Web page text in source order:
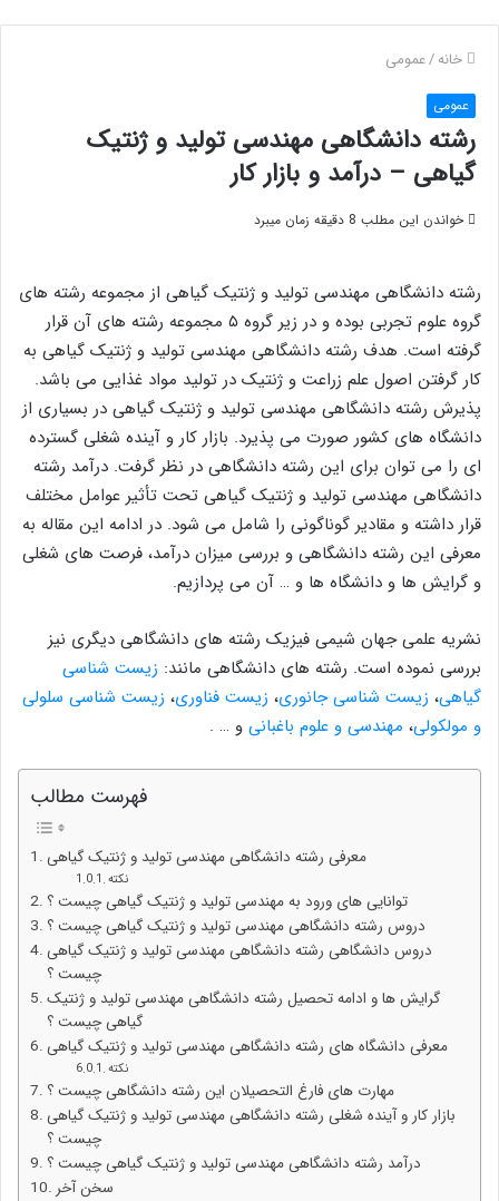
خانه/عمومی
عمومی
رشته دانشگاهی مهندسی تولید و ژنتیک
گیاهی – درآمد و بازار کار
خواندن این مطلب 8 دقیقه زمان میبرد
رشته دانشگاهی مهندسی تولید و ژنتیک گیاهی از مجموعه رشته های
گروه علوم تجربی بوده و در زیر گروه ۵ مجموعه رشته های آن قرار
گرفته است. هدف رشته دانشگاهی مهندسی تولید و ژنتیک گیاهی به
کار گرفتن اصول علم زراعت و ژنتیک در تولید مواد غذایی می باشد.
پذیرش رشته دانشگاهی مهندسی تولید و ژنتیک گیاهی در بسیاری از
دانشگاه های کشور صورت می پذیرد. بازار کار و آینده شغلی گسترده
ای را می توان برای این رشته دانشگاهی در نظر گرفت. درآمد رشته
دانشگاهی مهندسی تولید و ژنتیک گیاهی تحت تأثیر عوامل مختلف
قرار داشته و مقادیر گوناگونی را شامل می شود. در ادامه این مقاله به
معرفی این رشته دانشگاهی و بررسی میزان درآمد، فرصت های شغلی
و گرایش ها و دانشگاه ها و … آن می پردازیم.
نشریه علمی جهان شیمی فیزیک رشته های دانشگاهی دیگری نیز
بررسی نموده است. رشته های دانشگاهی مانند: زیست شناسی
گیاهی، زیست شناسی جانوری، زیست فناوری، زیست شناسی سلولی
و مولکولی، مهندسی و علوم باغبانی و … .
فهرست مطالب
معرفی رشته دانشگاهی مهندسی تولید و ژنتیک گیاهی
نکته
توانایی های ورود به مهندسی تولید و ژنتیک گیاهی چیست ؟
دروس رشته دانشگاهی مهندسی تولید و ژنتیک گیاهی چیست ؟
دروس دانشگاهی رشته دانشگاهی مهندسی تولید و ژنتیک گیاهی
چیست ؟
گرایش ها و ادامه تحصیل رشته دانشگاهی مهندسی تولید و ژنتیک
گیاهی چیست ؟
معرفی دانشگاه های رشته دانشگاهی مهندسی تولید و ژنتیک گیاهی
نکته
مهارت های فارغ التحصیلان این رشته دانشگاهی چیست ؟
بازار کار و آینده شغلی رشته دانشگاهی مهندسی تولید و ژنتیک گیاهی
چیست ؟
درآمد رشته دانشگاهی مهندسی تولید و ژنتیک گیاهی چیست ؟
سخن آخر